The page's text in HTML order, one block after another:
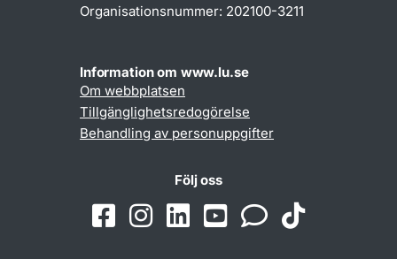
Organisationsnummer: 202100-3211
Information om www.lu.se
Om webbplatsen
Tillgänglighetsredogörelse
Behandling av personuppgifter
Följ oss